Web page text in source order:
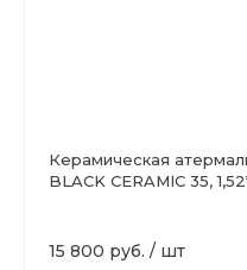
Керамическая
BLACK CERAMIC 35,
15 800 руб. / шт